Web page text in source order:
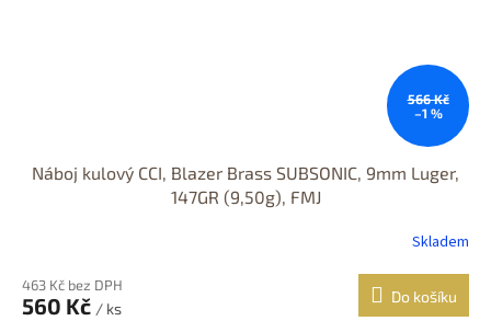
566 Kč
–1 %
Náboj kulový CCI, Blazer Brass SUBSONIC, 9mm Luger,
147GR (9,50g), FMJ
Skladem
463 Kč bez DPH
560 Kč / ks
Do košíku